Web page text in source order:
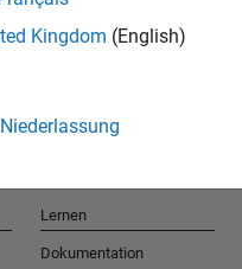
Kingdom (English)
Lernen
Dokumentation